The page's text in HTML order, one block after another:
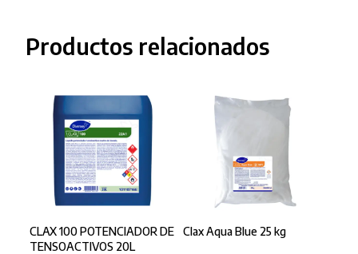
Productos relacionados
CLAX 100 POTENCIADOR DE
TENSOACTIVOS 20L
Clax Aqua Blue 25 kg